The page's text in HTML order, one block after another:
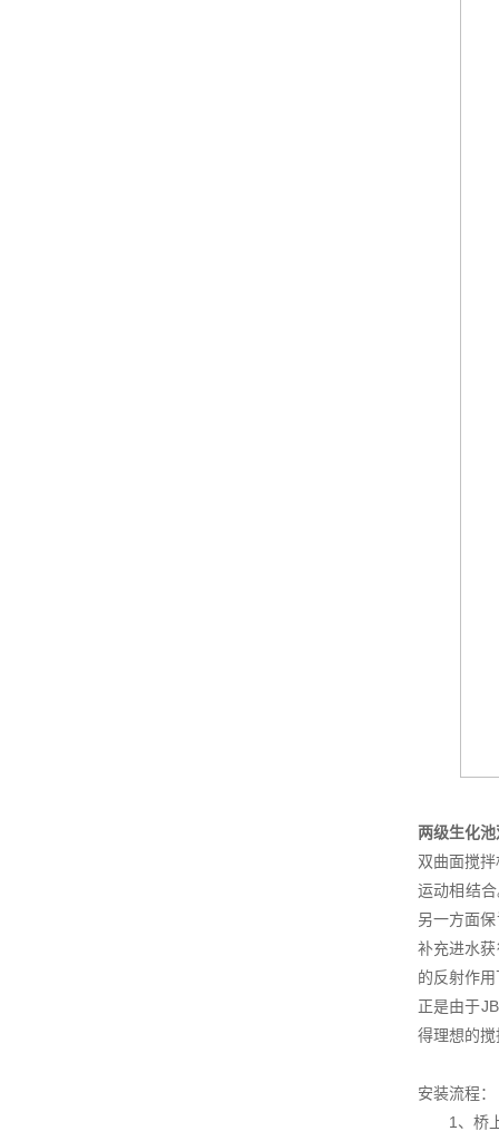
两级生化
双曲面搅
运动相结
另一方面
补充进水
的反射作
正是由于
得理想的
安装流程：
1、桥上